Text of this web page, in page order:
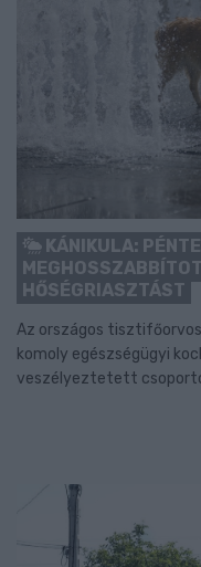
KÁNIKULA:
HŐSÉGRIASZTÁST
Az országos
komoly egészségügyi
veszélyeztetett